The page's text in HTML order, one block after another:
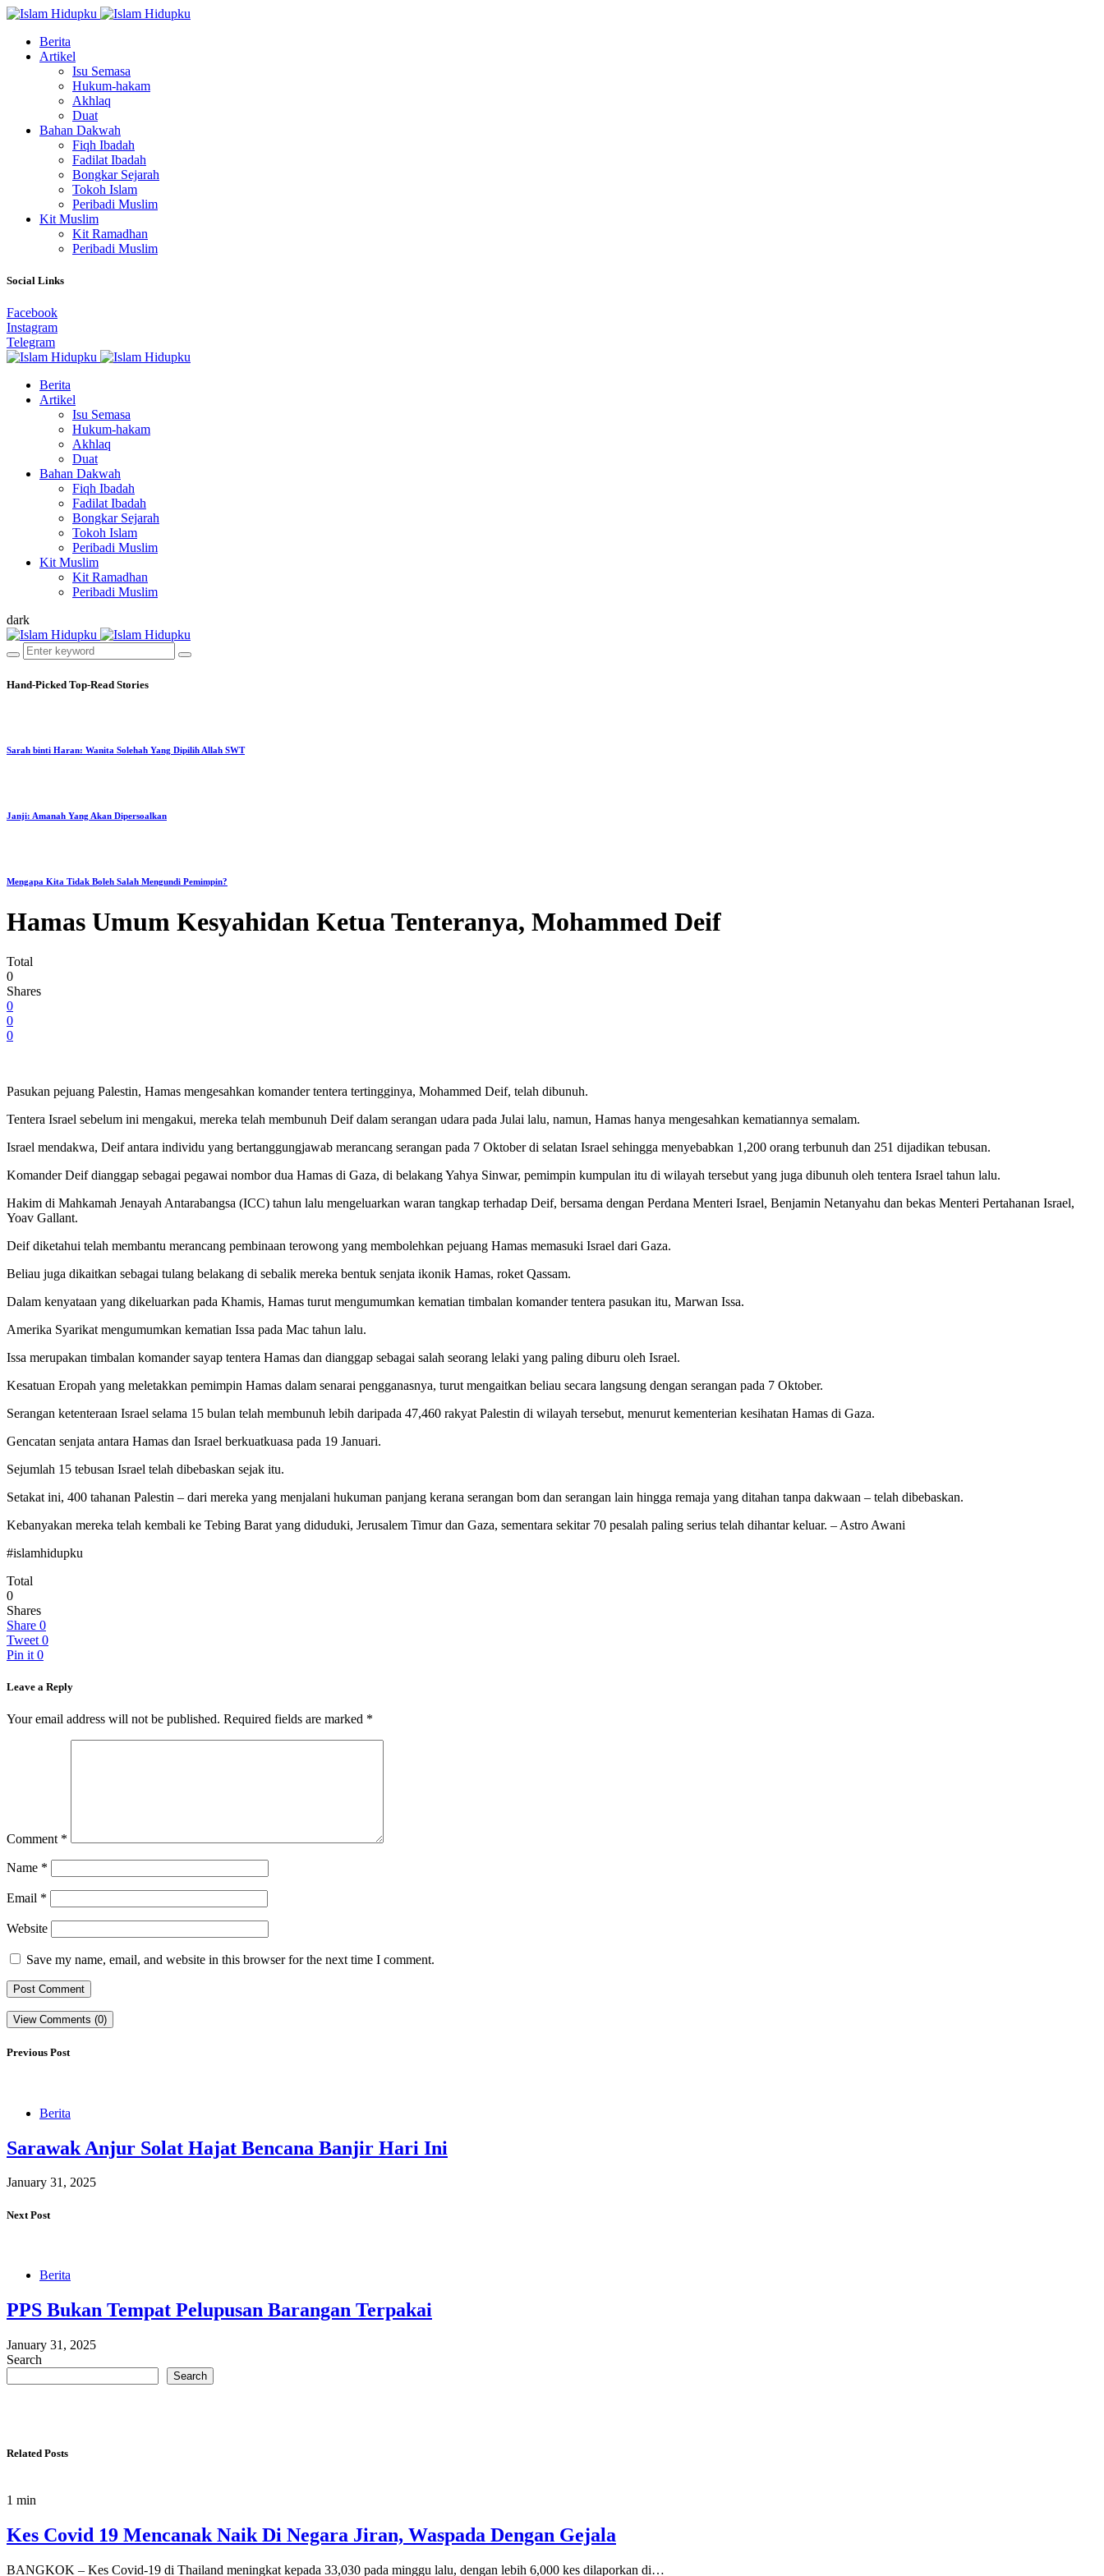
Berita
Artikel
Isu Semasa
Hukum-hakam
Akhlaq
Duat
Bahan Dakwah
Fiqh Ibadah
Fadilat Ibadah
Bongkar Sejarah
Tokoh Islam
Peribadi Muslim
Kit Muslim
Kit Ramadhan
Peribadi Muslim
Social Links
Facebook
Instagram
Telegram
Berita
Artikel
Isu Semasa
Hukum-hakam
Akhlaq
Duat
Bahan Dakwah
Fiqh Ibadah
Fadilat Ibadah
Bongkar Sejarah
Tokoh Islam
Peribadi Muslim
Kit Muslim
Kit Ramadhan
Peribadi Muslim
dark
Hand-Picked Top-Read Stories
Sarah binti Haran: Wanita Solehah Yang Dipilih Allah SWT
Janji: Amanah Yang Akan Dipersoalkan
Mengapa Kita Tidak Boleh Salah Mengundi Pemimpin?
Hamas Umum Kesyahidan Ketua Tenteranya, Mohammed Deif
Total
0
Shares
0
0
0
Pasukan pejuang Palestin, Hamas mengesahkan komander tentera tertingginya, Mohammed Deif, telah dibunuh.
Tentera Israel sebelum ini mengakui, mereka telah membunuh Deif dalam serangan udara pada Julai lalu, namun, Hamas hanya mengesahkan kematiannya semalam.
Israel mendakwa, Deif antara individu yang bertanggungjawab merancang serangan pada 7 Oktober di selatan Israel sehingga menyebabkan 1,200 orang terbunuh dan 251 dijadikan tebusan.
Komander Deif dianggap sebagai pegawai nombor dua Hamas di Gaza, di belakang Yahya Sinwar, pemimpin kumpulan itu di wilayah tersebut yang juga dibunuh oleh tentera Israel tahun lalu.
Hakim di Mahkamah Jenayah Antarabangsa (ICC) tahun lalu mengeluarkan waran tangkap terhadap Deif, bersama dengan Perdana Menteri Israel, Benjamin Netanyahu dan bekas Menteri Pertahanan Israel,
Yoav Gallant.
Deif diketahui telah membantu merancang pembinaan terowong yang membolehkan pejuang Hamas memasuki Israel dari Gaza.
Beliau juga dikaitkan sebagai tulang belakang di sebalik mereka bentuk senjata ikonik Hamas, roket Qassam.
Dalam kenyataan yang dikeluarkan pada Khamis, Hamas turut mengumumkan kematian timbalan komander tentera pasukan itu, Marwan Issa.
Amerika Syarikat mengumumkan kematian Issa pada Mac tahun lalu.
Issa merupakan timbalan komander sayap tentera Hamas dan dianggap sebagai salah seorang lelaki yang paling diburu oleh Israel.
Kesatuan Eropah yang meletakkan pemimpin Hamas dalam senarai pengganasnya, turut mengaitkan beliau secara langsung dengan serangan pada 7 Oktober.
Serangan ketenteraan Israel selama 15 bulan telah membunuh lebih daripada 47,460 rakyat Palestin di wilayah tersebut, menurut kementerian kesihatan Hamas di Gaza.
Gencatan senjata antara Hamas dan Israel berkuatkuasa pada 19 Januari.
Sejumlah 15 tebusan Israel telah dibebaskan sejak itu.
Setakat ini, 400 tahanan Palestin – dari mereka yang menjalani hukuman panjang kerana serangan bom dan serangan lain hingga remaja yang ditahan tanpa dakwaan – telah dibebaskan.
Kebanyakan mereka telah kembali ke Tebing Barat yang diduduki, Jerusalem Timur dan Gaza, sementara sekitar 70 pesalah paling serius telah dihantar keluar. – Astro Awani
#islamhidupku
Total
0
Shares
Share 0
Tweet 0
Pin it 0
Leave a Reply
Your email address will not be published. Required fields are marked *
Comment *
Name *
Email *
Website
Save my name, email, and website in this browser for the next time I comment.
View Comments (0)
Previous Post
Berita
Sarawak Anjur Solat Hajat Bencana Banjir Hari Ini
January 31, 2025
Next Post
Berita
PPS Bukan Tempat Pelupusan Barangan Terpakai
January 31, 2025
Search
Search
Related Posts
1 min
Kes Covid 19 Mencanak Naik Di Negara Jiran, Waspada Dengan Gejala
BANGKOK – Kes Covid-19 di Thailand meningkat kepada 33,030 pada minggu lalu, dengan lebih 6,000 kes dilaporkan di…